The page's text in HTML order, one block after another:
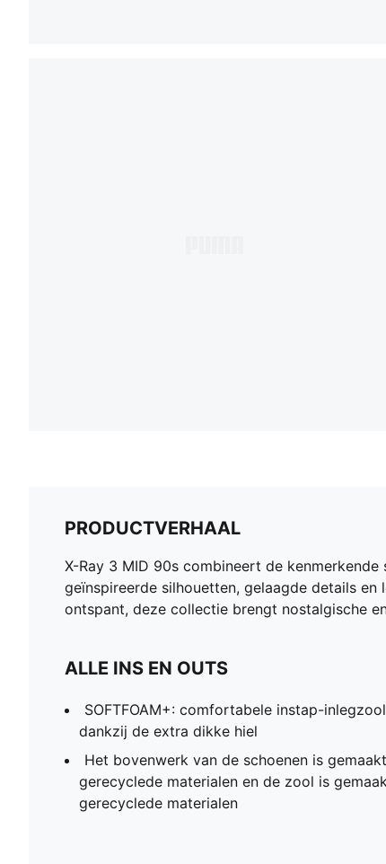
PRODUCTVERHAAL
X-Ray 3 MID 90s combineert de
geïnspireerde silhouetten, gelaagde details
ontspant, deze collectie brengt nostalgische
ALLE INS EN OUTS
SOFTFOAM+: comfortabele instap-
dankzij de extra dikke hiel
Het bovenwerk van de schoenen is
gerecyclede materialen en de zool is
gerecyclede materialen